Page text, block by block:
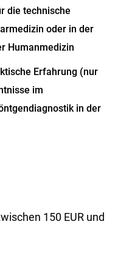
die technische
oder in der
Humanmedizin
Erfahrung (nur
im
in der
150 EUR und